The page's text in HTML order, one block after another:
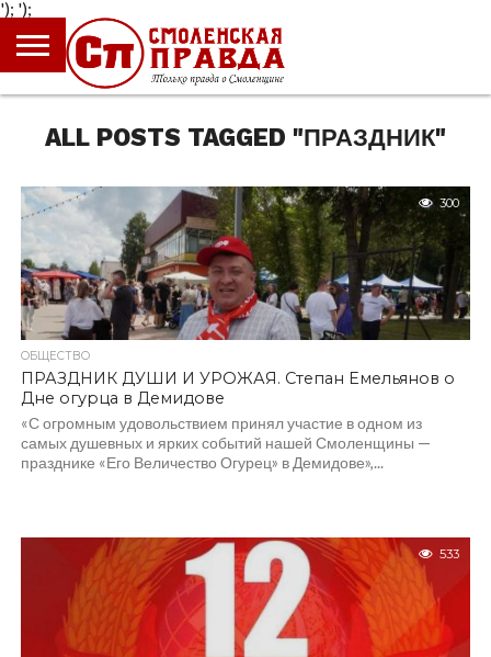
');
ГЛАВНАЯ
НОВОСТИ
ПРОИСШЕСТВИЯ
ПОЛИТИКА
КУЛЬТУРА
ЭКОНОМИКА
ОБЩЕСТВО
БЛОГИ
ALL POSTS TAGGED "ПРАЗДНИК"
300
ОБЩЕСТВО
ПРАЗДНИК ДУШИ И УРОЖАЯ. Степан Емельянов о
Дне огурца в Демидове
«С огромным удовольствием принял участие в одном из
самых душевных и ярких событий нашей Смоленщины —
празднике «Его Величество Огурец» в Демидове»,...
533
');